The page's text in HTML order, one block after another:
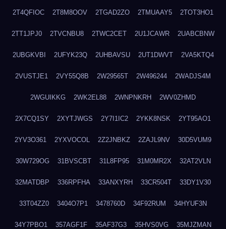
2T4QFIOC 2T8M8OOV 2TGAD2ZO 2TMUAAY5 2TOT3HO1
2TT1JPJ0 2TVCNBU8 2TWC2CET 2U1JCAWR 2UABCBNW
2UBGKVBI 2UFYK23Q 2UHBAVSU 2UT1DWVT 2VA5KTQ4
2VUSTJE1 2VY55Q8B 2W29565T 2W496244 2WADJS4M
2WGUIKKG 2WK2EL88 2WNPNKRH 2WV0ZHMD
2X7CQ1SY 2XYTJWGS 2Y7I1IC2 2YKK8NSK 2YT95AO1
2YV3O361 2YXVOCOL 2Z2JNBKZ 2ZAJL9NV 30D5VUM9
30W729OG 31BVSCBT 31L8FP95 31M0MR2X 32AT2VLN
32MATDBP 336RPFHA 33ANXYRH 33CR504T 33DY1V30
33T04ZZ0 3404O7P1 3478760D 34F92RUM 34HYUF3N
34Y7PBO1 357AGF1F 35AF37G3 35HVS0VG 35MJZMAN